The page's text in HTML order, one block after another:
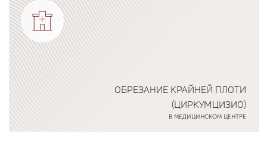
ОБРЕЗАНИЕ КРАЙНЕЙ ПЛОТИ
(ЦИРКУМЦИЗИО)
В МЕДИЦИНСКОМ ЦЕНТРЕ